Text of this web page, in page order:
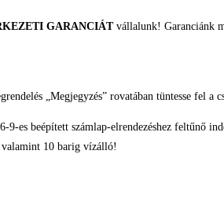
GARANCIÁTvállalunk! Garanciánk
„Megjegyzés” rovatában tüntesse fel a
beépített számlap-elrendezéshez feltűnő
valamint 10 barig vízálló!